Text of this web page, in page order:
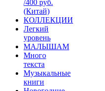
/400 руб.
(Китай)
КОЛЛЕКЦИИ
Легкий
уровень
МАЛЫШАМ
Много
текста
Музыкальные
книги